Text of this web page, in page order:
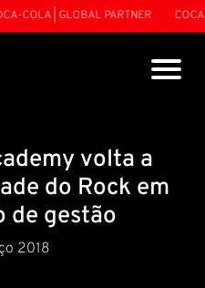
COLA | GLOBAL PARTNER COCA-
volta a
do Rock em
de gestão
2018